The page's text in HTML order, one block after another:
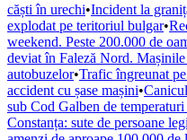
căști în urechi•Incident la
explodat pe teritoriul bulgar•
weekend. Peste 200.000 de
deviat în Faleză Nord. Mașinile
autobuzelor•Trafic îngreunat
accident cu șase mașini•
sub Cod Galben de
Constanța: sute de persoane